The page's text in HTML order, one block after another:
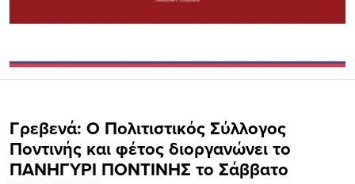
Γρεβενά: Ο Πολιτιστικός Σύλλογος
Ποντινής και φέτος διοργανώνει το
ΠΑΝΗΓΥΡΙ ΠΟΝΤΙΝΗΣ το Σάββατο